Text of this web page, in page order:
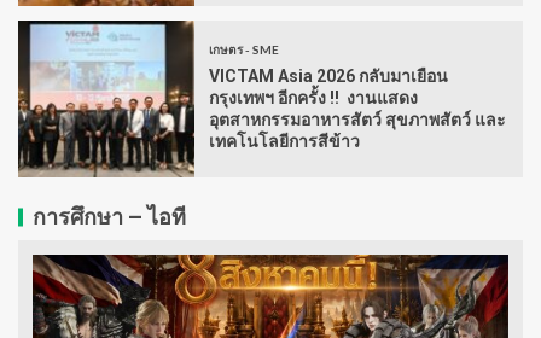
เกษตร - SME
VICTAM Asia 2026 กลับมาเยือน
กรุงเทพฯ อีกครั้ง !! งานแสดง
อุตสาหกรรมอาหารสัตว์ สุขภาพสัตว์ และ
เทคโนโลยีการสีข้าว
การศึกษา – ไอที